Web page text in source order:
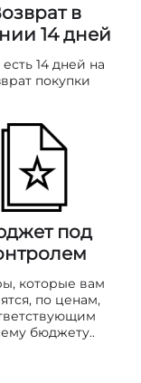
в
14 дней
14 дней на
покупки
под
которые вам
по ценам,
бюджету..